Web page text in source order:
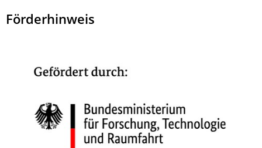
Förderhinweis